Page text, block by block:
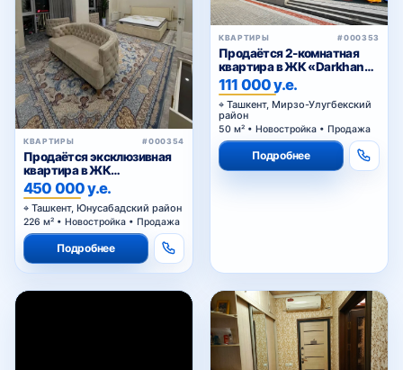
Продаётся эксклюзивная
квартира в ЖК
«Megapolis»
450 000 у.е.
Ташкент, Юнусабадский район
226 м² • Новостройка • Продажа
Подробнее
Продаётся 2-комнатная
квартира в ЖК «Darkhan
Avenue»
111 000 у.е.
Ташкент, Мирзо-Улугбекский
район
50 м² • Новостройка • Продажа
Подробнее